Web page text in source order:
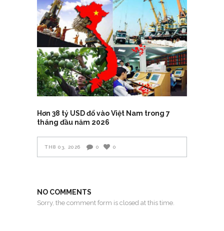
Hơn 38 tỷ USD đổ vào Việt Nam trong 7
tháng đầu năm 2026
TH8 03, 2026 0 0
NO COMMENTS
Sorry, the comment form is closed at this time.